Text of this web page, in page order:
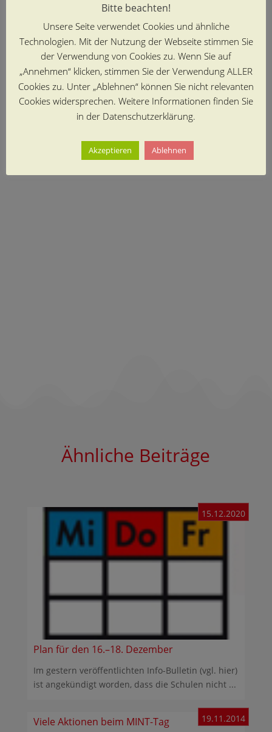
Ähnliche Beiträge
Plan für den 16.–18. Dezember
15.12.2020
Im gestern veröffentlichten Info-Bulletin (vgl. hier)
ist angekündigt worden, dass die Schulen nicht ...
Viele Aktionen beim MINT-Tag 19.11.2014
Bitte beachten!
Unsere Seite verwendet Cookies und ähnliche
Technologien. Mit der Nutzung der Webseite stimmen Sie
der Verwendung von Cookies zu. Wenn Sie auf
„Annehmen“ klicken, stimmen Sie der Verwendung ALLER
Cookies zu. Unter „Ablehnen“ können Sie nicht relevanten
Cookies widersprechen. Weitere Informationen finden Sie
in der Datenschutzerklärung.
Akzeptieren Ablehnen